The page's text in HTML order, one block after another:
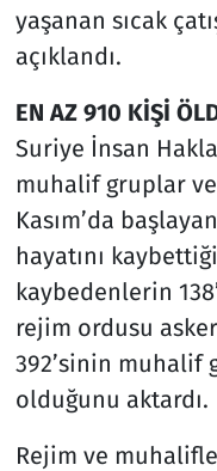
yaşanan sıcak
açıklandı.
EN AZ 910 KİŞİ
Suriye İnsan
muhalif gruplar ve
Kasım’da
hayatını
kaybedenlerin
rejim ordusu
392’sinin muhalif
olduğunu aktardı.
Rejim ve
Teknoloji ve
Televizyon